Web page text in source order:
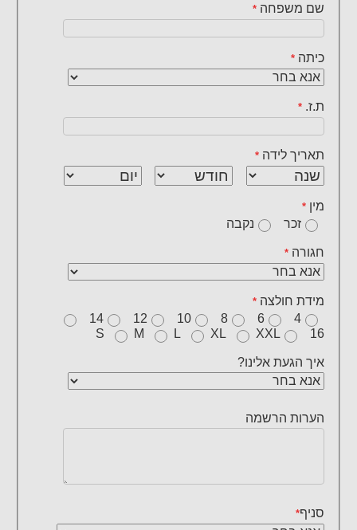
שם משפחה*
כיתה*
ת.ז.*
תאריך לידה*
מין*
זכר נקבה
חגורה*
מידת חולצה*
4
6
8
10
12
14
16
S M L XL XXL
איך הגעת אלינו?
הערות הרשמה
סניף*